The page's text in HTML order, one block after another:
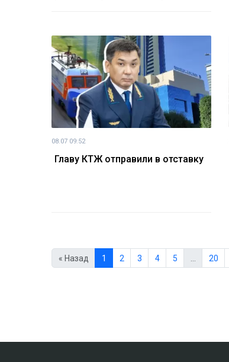
08.07 09:52
Главу КТЖ отправили в отставку
« Назад 1 2 3 4 5 20